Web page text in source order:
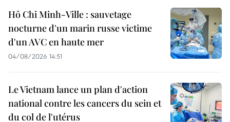
Hô Chi Minh-Ville : sauvetage
nocturne d'un marin russe victime
d'un AVC en haute mer
04/08/2026 14:51
Le Vietnam lance un plan d'action
national contre les cancers du sein et
du col de l'utérus